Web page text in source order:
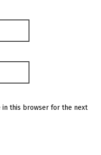
in this browser for the next